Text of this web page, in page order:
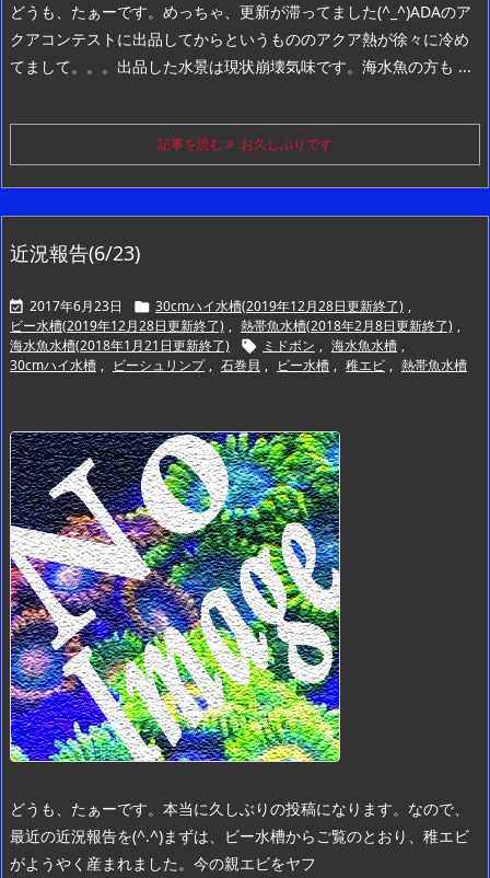
どうも、たぁーです。 めっちゃ、更新が滞ってました(^_^)ADAのア
クアコンテストに出品してからというもののアクア熱が徐々に冷め
てまして。。。 出品した水景は現状崩壊気味です。 海水魚の方も ...
記事を読む お久しぶりです
近況報告(6/23)
 2017年6月23日  30cmハイ水槽(2019年12月28日更新終了) ,
ビー水槽(2019年12月28日更新終了) , 熱帯魚水槽(2018年2月8日更新終了) ,
海水魚水槽(2018年1月21日更新終了)
 ミドボン , 海水魚水槽 ,
30cmハイ水槽 , ビーシュリンプ , 石巻貝 , ビー水槽 , 稚エビ , 熱帯魚水槽
どうも、たぁーです。 本当に久しぶりの投稿になります。 なので、
最近の近況報告を(^.^)まずは、ビー水槽からご覧のとおり、稚エビ
がようやく産まれました。 今の親エビをヤフ